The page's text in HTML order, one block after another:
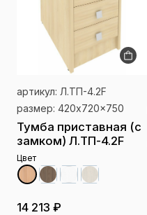
артикул: Л.ТП-4.2F
размер: 420x720x750
Тумба приставная (с
замком) Л.ТП-4.2F
Цвет
14 213 ₽